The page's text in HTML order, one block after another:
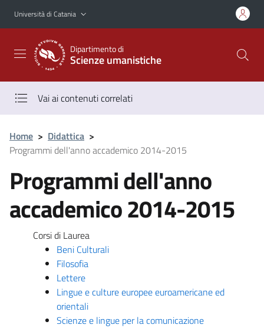
Vai al contenuto principale
Vai al menu di navigazione
Università di Catania
Dipartimento di
Scienze umanistiche
Vai ai contenuti correlati
Home > Didattica >
Programmi dell'anno accademico 2014-2015
Programmi dell'anno
accademico 2014-2015
Corsi di Laurea
Beni Culturali
Filosofia
Lettere
Lingue e culture europee euroamericane ed
orientali
Scienze e lingue per la comunicazione